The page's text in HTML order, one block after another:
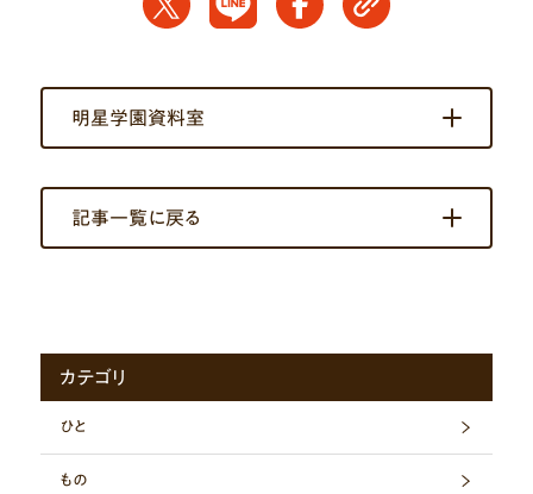
明星学園資料室
記事一覧に戻る
カテゴリ
ひと
もの